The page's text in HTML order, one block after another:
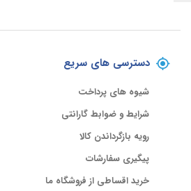
دسترسی های سریع
شیوه های پرداخت
شرایط و ضوابط گارانتی
رویه بازگرداندن کالا
پیگیری سفارشات
خرید اقساطی از فروشگاه ما